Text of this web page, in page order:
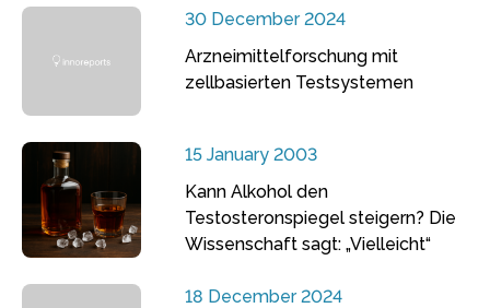
30 December 2024
Arzneimittelforschung mit
zellbasierten Testsystemen
15 January 2003
Kann Alkohol den
Testosteronspiegel steigern? Die
Wissenschaft sagt: „Vielleicht“
18 December 2024